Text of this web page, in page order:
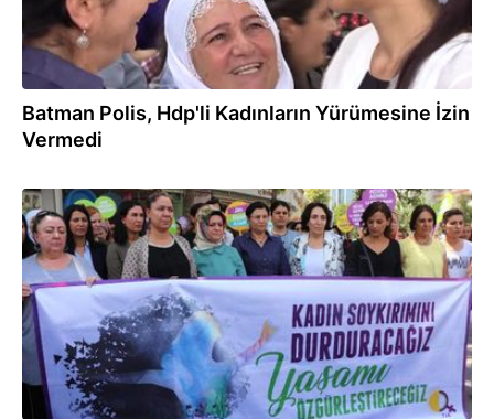
Batman Polis, Hdp'li Kadınların Yürümesine İzin
Vermedi
03.08.2017